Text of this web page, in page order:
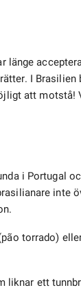
länge
I
att motstå!
i Portugal
inte
torrado)
ett